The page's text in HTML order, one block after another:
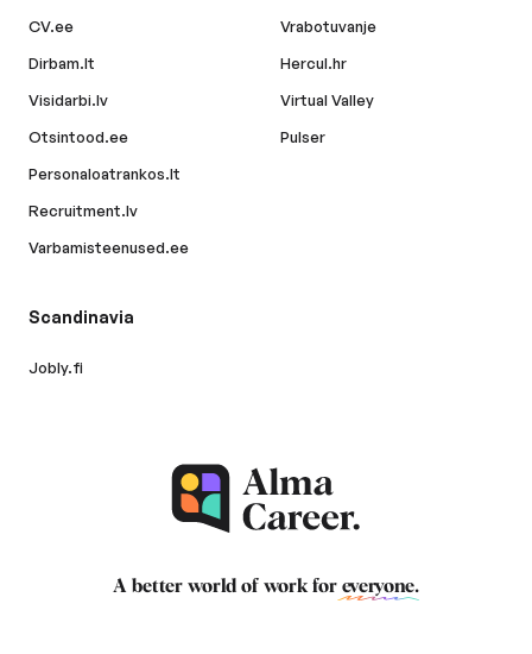
CV.ee
Dirbam.lt
Visidarbi.lv
Otsintood.ee
Personaloatrankos.lt
Recruitment.lv
Varbamisteenused.ee
Vrabotuvanje
Hercul.hr
Virtual Valley
Pulser
Scandinavia
Jobly.fi
A better world of work for everyone.